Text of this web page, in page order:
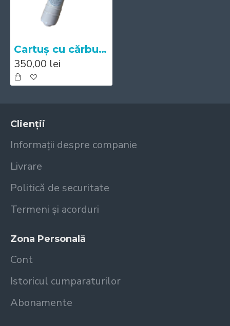
Cartuș cu cărbune activ granulat (ME-Compact-GAC-10)
350,00 lei
Clienții
Informații despre companie
Livrare
Politică de securitate
Termeni și acorduri
Zona Personală
Cont
Istoricul cumparaturilor
Abonamente